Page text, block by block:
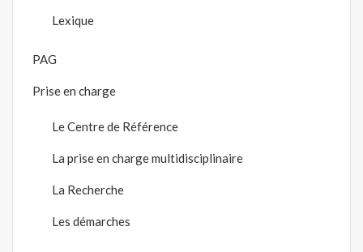
Lexique
PAG
Prise en charge
Le Centre de Référence
La prise en charge multidisciplinaire
La Recherche
Les démarches